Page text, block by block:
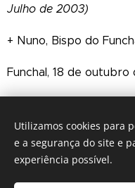
Julho de 2003)
+ Nuno, Bispo do
Funchal, 18 de outubro
Utilizamos cookies para
e a segurança do site e
experiência possível.